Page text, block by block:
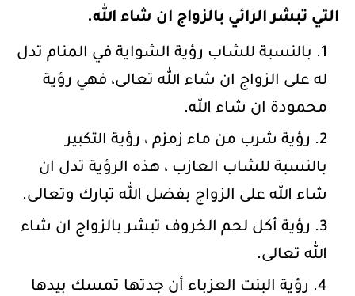
التي تبشر الرائي بالزواج ان شاء الله.
بالنسبة للشاب رؤية الشواية في المنام تدل
له على الزواج ان شاء الله تعالى، فهي رؤية
محمودة ان شاء الله.
رؤية شرب من ماء زمزم ، رؤية التكبير
بالنسبة للشاب العازب ، هذه الرؤية تدل ان
شاء الله على الزواج بفضل الله تبارك وتعالى.
رؤية أكل لحم الخروف تبشر بالزواج ان شاء
الله تعالى.
رؤية البنت العزباء أن جدتها تمسك بيدها